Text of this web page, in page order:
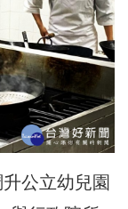
公立幼兒園